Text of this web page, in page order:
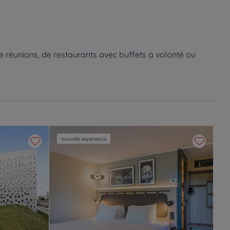
réunions, de restaurants avec buffets à volonté ou
Nouvelle expérience